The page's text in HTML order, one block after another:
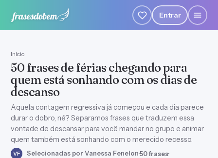
Entrar
Início
50 frases de férias chegando para
quem está sonhando com os dias de
descanso
Aquela contagem regressiva já começou e cada dia parece
durar o dobro, né? Separamos frases que traduzem essa
vontade de descansar para você mandar no grupo e animar
quem também está sonhando com o merecido recesso.
VF Selecionadas por Vanessa Fenelon·50 frases·